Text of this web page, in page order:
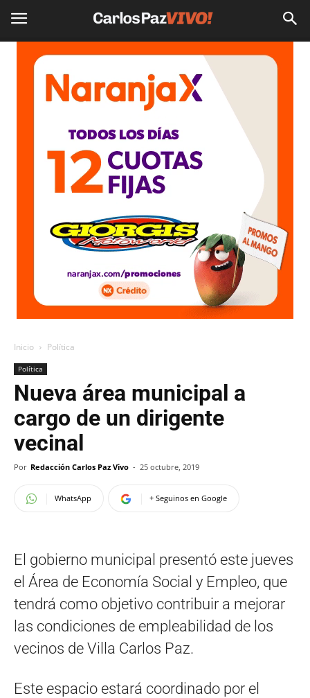
Inicio Política
Política
Nueva área municipal a
cargo de un dirigente
vecinal
Por Redacción Carlos Paz Vivo - 25 octubre, 2019
WhatsApp + Seguinos en Google
El gobierno municipal presentó este jueves
el Área de Economía Social y Empleo, que
tendrá como objetivo contribuir a mejorar
las condiciones de empleabilidad de los
vecinos de Villa Carlos Paz.
Este espacio estará coordinado por el